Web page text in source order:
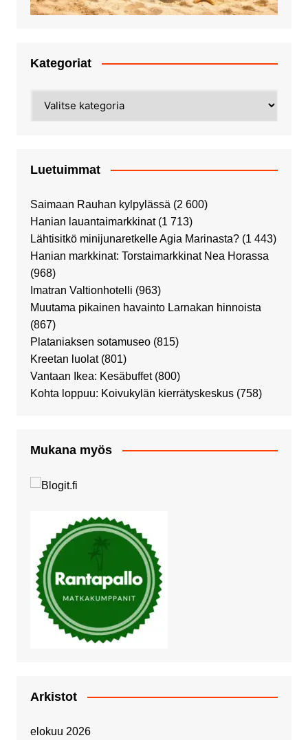
Kategoriat
Luetuimmat
Saimaan Rauhan kylpylässä (2 600)
Hanian lauantaimarkkinat (1 713)
Lähtisitkö minijunaretkelle Agia Marinasta? (1 443)
Hanian markkinat: Torstaimarkkinat Nea Horassa
(968)
Imatran Valtionhotelli (963)
Muutama pikainen havainto Larnakan hinnoista
(867)
Plataniaksen sotamuseo (815)
Kreetan luolat (801)
Vantaan Ikea: Kesäbuffet (800)
Kohta loppuu: Koivukylän kierrätyskeskus (758)
Mukana myös
Arkistot
elokuu 2026